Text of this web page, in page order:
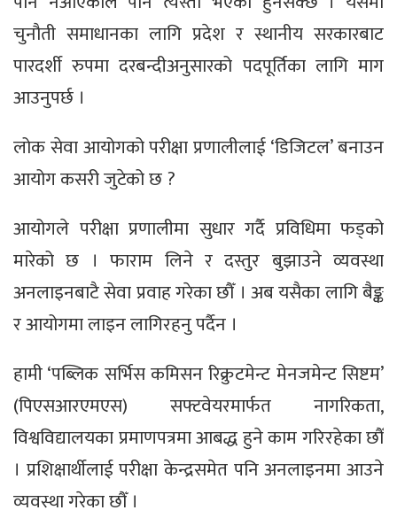
चुनौती समाधानका लागि प्रदेश र स्थानीय सरकारबाट
पारदर्शी रुपमा दरबन्दीअनुसारको पदपूर्तिका लागि माग
आउनुपर्छ ।
लोक सेवा आयोगको परीक्षा प्रणालीलाई ‘डिजिटल’ बनाउन
आयोग कसरी जुटेको छ ?
आयोगले परीक्षा प्रणालीमा सुधार गर्दै प्रविधिमा फड्को
मारेको छ । फाराम लिने र दस्तुर बुझाउने व्यवस्था
अनलाइनबाटै सेवा प्रवाह गरेका छौँ । अब यसैका लागि बैङ्क
र आयोगमा लाइन लागिरहनु पर्दैन ।
हामी ‘पब्लिक सर्भिस कमिसन रिक्रुटमेन्ट मेनजमेन्ट सिष्टम’
(पिएसआरएमएस) सफ्टवेयरमार्फत नागरिकता,
विश्वविद्यालयका प्रमाणपत्रमा आबद्ध हुने काम गरिरहेका छौँ
। प्रशिक्षार्थीलाई परीक्षा केन्द्रसमेत पनि अनलाइनमा आउने
व्यवस्था गरेका छौँ ।